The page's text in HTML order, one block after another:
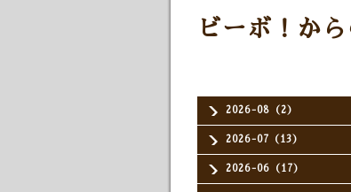
2026-08（2）
2026-07（13）
2026-06（17）
ビーボ！か